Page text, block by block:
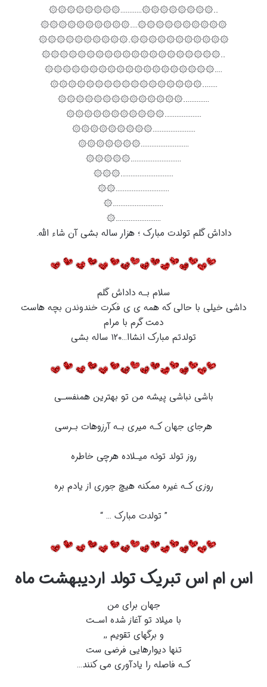
..۞۞۞۞۞۞۞۞…………۞۞۞۞۞۞۞۞
۞۞۞۞۞۞۞۞۞۞….۞۞۞۞۞۞۞۞۞۞
۞۞۞۞۞۞۞۞۞۞۞.۞۞۞۞۞۞۞۞۞۞
..۞۞۞۞۞۞۞۞۞۞۞۞۞۞۞۞۞۞۞۞
….۞۞۞۞۞۞۞۞۞۞۞۞۞۞۞۞۞۞۞
……..۞۞۞۞۞۞۞۞۞۞۞۞۞۞۞۞۞
…………..۞۞۞۞۞۞۞۞۞۞۞۞۞۞
………………..۞۞۞۞۞۞۞۞۞۞۞
……………………۞۞۞۞۞۞۞۞۞
………………………۞۞۞۞۞۞۞
……………………….۞۞۞۞۞
………………………..۞۞۞
…………………………۞۞
……………………….۞
…………………….۞
داداش گلم تولدت مبارک ؛ هزار ساله بشی آن شاء الله.
سلام بـه داداش گلم
داشی خیلی با حالی که همه ی ی فکرت خندوندن بچه هاست
دمت گرم با مرام
تولدتم مبارک انشاا…۱۲۰ ساله بشی
باشی نباشی پیشه من تو بهترین همنفسـی
هرجای جهان کـه میری بـه آرزوهات بـرسی
روز تولد توئه میـلاده هرچی خاطره
روزی کـه غیره ممکنه هیچ جوری از یادم بره
” تولدت مبارک … “
اس ام اس تبریک تولداردیبهشتماه
جهان برای من
با میلاد تو آغاز شده اسـت
و برگهای تقویم ,,
تنها دیوارهایی فرضی ست
کـه فاصله را یادآوری می کنند…